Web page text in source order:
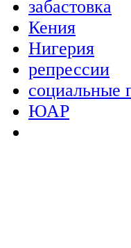
забастовка
Кения
Нигерия
репрессии
социальные
ЮАР